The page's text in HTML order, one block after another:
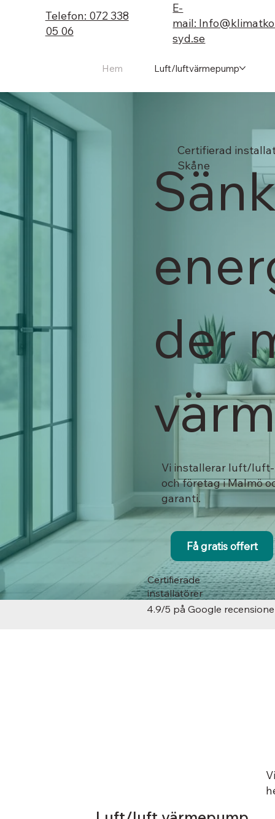
Telefon: 072 338
05 06
E-
mail:
syd.se
Hem Luft/luftvärmepump
der
Vi installerar luft/
och företag i Malmö
garanti.
Få gratis offert
Certifierade
installatörer
Certifierad
Skåne
4.9/5 på Google